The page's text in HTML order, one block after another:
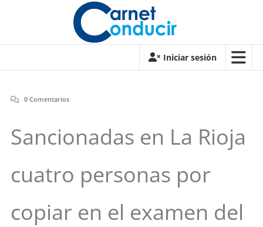
de
conducir
de
conducir
Iniciar sesión
0 Comentarios
Sancionadas en La Rioja
cuatro personas por
copiar en el examen del